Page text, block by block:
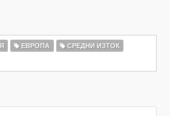
ЕВРОПА
СРЕДНИ ИЗТОК